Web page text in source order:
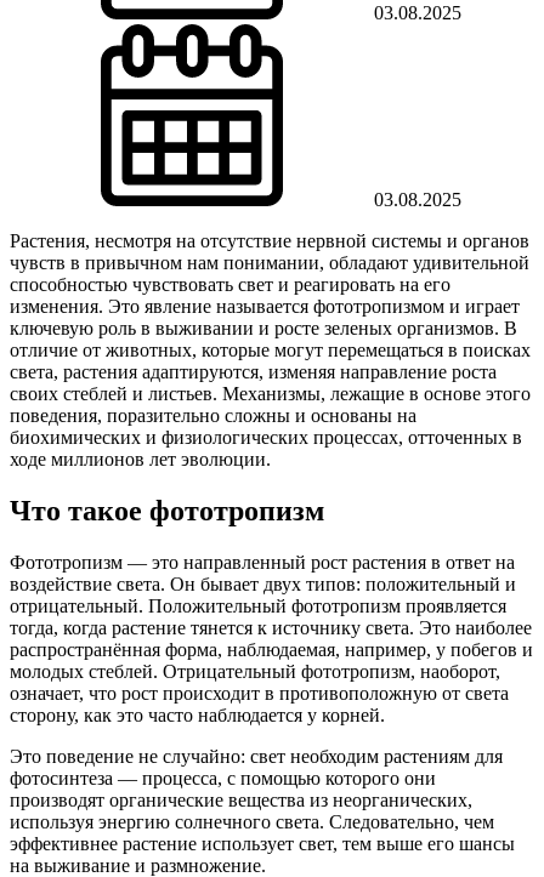
03.08.2025
03.08.2025
Растения, несмотря на отсутствие нервной системы и органов
чувств в привычном нам понимании, обладают удивительной
способностью чувствовать свет и реагировать на его
изменения. Это явление называется фототропизмом и играет
ключевую роль в выживании и росте зеленых организмов. В
отличие от животных, которые могут перемещаться в поисках
света, растения адаптируются, изменяя направление роста
своих стеблей и листьев. Механизмы, лежащие в основе этого
поведения, поразительно сложны и основаны на
биохимических и физиологических процессах, отточенных в
ходе миллионов лет эволюции.
Что такое фототропизм
Фототропизм — это направленный рост растения в ответ на
воздействие света. Он бывает двух типов: положительный и
отрицательный. Положительный фототропизм проявляется
тогда, когда растение тянется к источнику света. Это наиболее
распространённая форма, наблюдаемая, например, у побегов и
молодых стеблей. Отрицательный фототропизм, наоборот,
означает, что рост происходит в противоположную от света
сторону, как это часто наблюдается у корней.
Это поведение не случайно: свет необходим растениям для
фотосинтеза — процесса, с помощью которого они
производят органические вещества из неорганических,
используя энергию солнечного света. Следовательно, чем
эффективнее растение использует свет, тем выше его шансы
на выживание и размножение.